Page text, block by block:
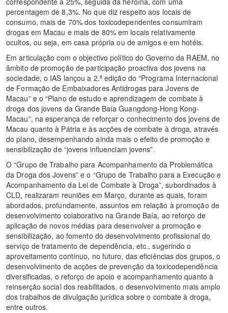
percentagem de 8,3%. No que diz respeito aos locais de
consumo, mais de 70% dos toxicodependentes consumiram
drogas em Macau e mais de 80% em locais relativamente
ocultos, ou seja, em casa própria ou de amigos e em hotéis.
Em articulação com o objectivo político do Governo da RAEM, no
âmbito de promoção de participação proactiva dos jovens na
sociedade, o IAS lançou a 2.ª edição do “Programa Internacional
de Formação de Embaixadores Antidrogas para Jovens de
Macau” e o “Plano de estudo e aprendizagem de combate à
droga dos jovens da Grande Baía Guangdong-Hong Kong-
Macau”, na esperança de reforçar o conhecimento dos jovens de
Macau quanto à Pátria e às acções de combate à droga, através
do plano, desempenhando ainda mais o efeito de promoção e
sensibilização de “jovens influenciam jovens”.
O “Grupo de Trabalho para Acompanhamento da Problemática
da Droga dos Jovens” e o “Grupo de Trabalho para a Execução e
Acompanhamento da Lei de Combate à Droga”, subordinados à
CLD, realizaram reuniões em Março, durante as quais, foram
abordados, profundamente, assuntos em relação à promoção de
desenvolvimento colaborativo na Grande Baía, ao reforço de
aplicação de novos médias para desenvolver a promoção e
sensibilização, ao fomento do desenvolvimento profissional do
serviço de tratamento de dependência, etc., sugerindo o
aproveitamento contínuo, no futuro, das eficiências dos grupos, o
desenvolvimento de acções de prevenção da toxicodependência
diversificadas, o reforço de apoio e acompanhamento quanto à
reinserção social dos reabilitados, o desenvolvimento mais amplo
dos trabalhos de divulgação jurídica sobre o combate à droga,
entre outros.